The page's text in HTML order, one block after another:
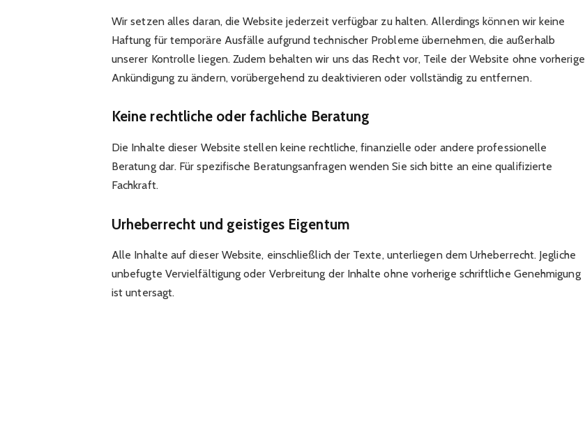
Wir setzen alles daran, die Website jederzeit verfügbar zu halten. Allerdings können wir keine
Haftung für temporäre Ausfälle aufgrund technischer Probleme übernehmen, die außerhalb
unserer Kontrolle liegen. Zudem behalten wir uns das Recht vor, Teile der Website ohne vorherige
Ankündigung zu ändern, vorübergehend zu deaktivieren oder vollständig zu entfernen.
Keine rechtliche oder fachliche Beratung
Die Inhalte dieser Website stellen keine rechtliche, finanzielle oder andere professionelle
Beratung dar. Für spezifische Beratungsanfragen wenden Sie sich bitte an eine qualifizierte
Fachkraft.
Urheberrecht und geistiges Eigentum
Alle Inhalte auf dieser Website, einschließlich der Texte, unterliegen dem Urheberrecht. Jegliche
unbefugte Vervielfältigung oder Verbreitung der Inhalte ohne vorherige schriftliche Genehmigung
ist untersagt.